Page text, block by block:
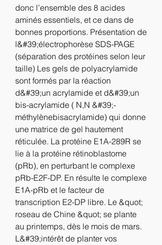
donc l’ensemble des 8 acides
aminés essentiels, et ce dans de
bonnes proportions. Présentation de
l&#39;électrophorèse SDS-PAGE
(séparation des protéines selon leur
taille) Les gels de polyacrylamide
sont formés par la réaction
d&#39;un acrylamide et d&#39;un
bis-acrylamide ( N,N &#39;-
méthylènebisacrylamide) qui donne
une matrice de gel hautement
réticulée. La protéine E1A-289R se
lie à la protéine rétinoblastome
(pRb), en perturbant le complexe
pRb-E2F-DP. En résulte le complexe
E1A-pRb et le facteur de
transcription E2-DP libre. Le &quot;
roseau de Chine &quot; se plante
au printemps, dès le mois de mars.
L&#39;intérêt de planter vos